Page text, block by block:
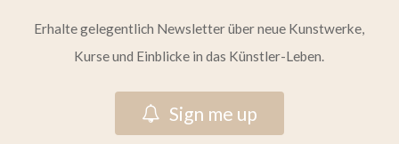
Erhalte gelegentlich Newsletter über neue Kunstwerke,
Kurse und Einblicke in das Künstler-Leben.
Sign me up